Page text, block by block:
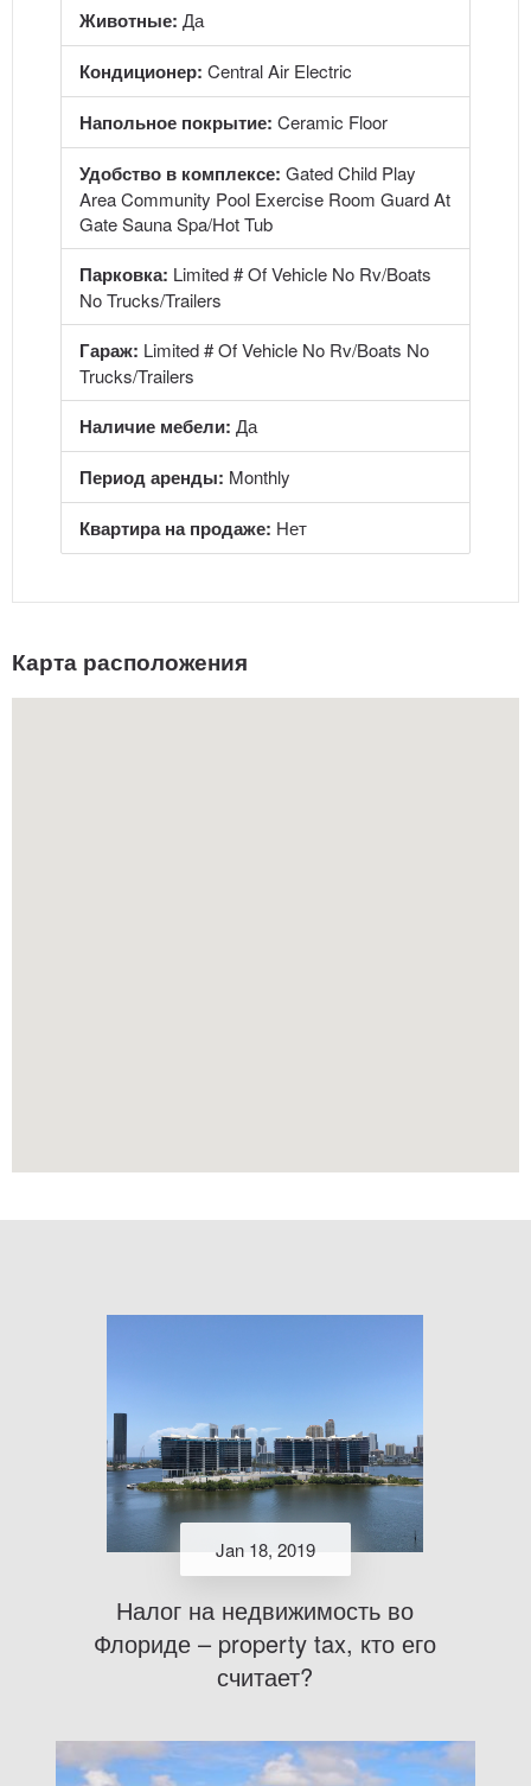
Животные: Да
Кондиционер: Central Air Electric
Напольное покрытие: Ceramic Floor
Удобство в комплексе: Gated Child Play
Area Community Pool Exercise Room Guard At
Gate Sauna Spa/Hot Tub
Парковка: Limited # Of Vehicle No Rv/Boats
No Trucks/Trailers
Гараж: Limited # Of Vehicle No Rv/Boats No
Trucks/Trailers
Наличие мебели: Да
Период аренды: Monthly
Квартира на продаже: Нет
Карта расположения
Jan 18, 2019
Налог на недвижимость во
Флориде – property tax, кто его
считает?